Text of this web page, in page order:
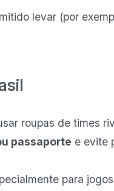
levar (por
roupas de times
passaporte e evite
para